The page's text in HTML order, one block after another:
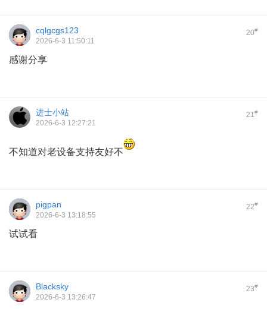
20#
cqlgcgs123
2026-6-3 11:50:11
感谢分享
21#
进士小站
2026-6-3 12:27:21
不知道对老设备支持友好不
22#
pigpan
2026-6-3 13:18:55
试试看
23#
Blacksky
2026-6-3 13:26:47